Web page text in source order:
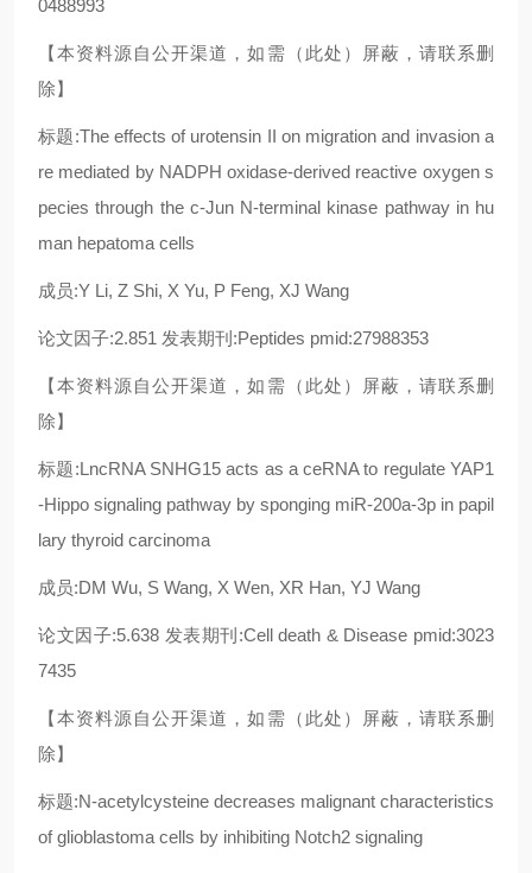
0488993
【本资料源自公开渠道，如需（此处）屏蔽，请联系删
除】
标题:The effects of urotensin II on migration and invasion a
re mediated by NADPH oxidase-derived reactive oxygen s
pecies through the c-Jun N-terminal kinase pathway in hu
man hepatoma cells
成员:Y Li, Z Shi, X Yu, P Feng, XJ Wang
论文因子:2.851 发表期刊:Peptides pmid:27988353
【本资料源自公开渠道，如需（此处）屏蔽，请联系删
除】
标题:LncRNA SNHG15 acts as a ceRNA to regulate YAP1
-Hippo signaling pathway by sponging miR-200a-3p in papil
lary thyroid carcinoma
成员:DM Wu, S Wang, X Wen, XR Han, YJ Wang
论文因子:5.638 发表期刊:Cell death & Disease pmid:3023
7435
【本资料源自公开渠道，如需（此处）屏蔽，请联系删
除】
标题:N-acetylcysteine decreases malignant characteristics
of glioblastoma cells by inhibiting Notch2 signaling